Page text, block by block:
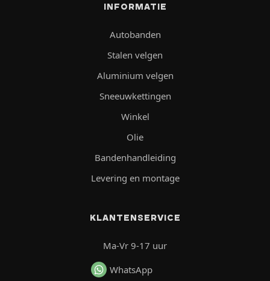
INFORMATIE
Autobanden
Stalen velgen
Aluminium velgen
Sneeuwkettingen
Winkel
Olie
Bandenhandleiding
Levering en montage
KLANTENSERVICE
Ma-Vr 9-17 uur
WhatsApp